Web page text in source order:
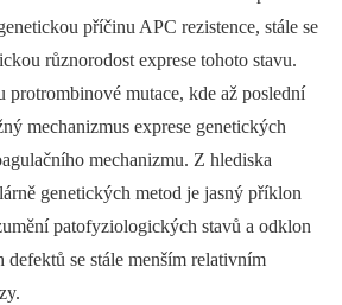
příčinu APC rezistence, stále se
různorodost exprese tohoto stavu.
protrombinové mutace, kde až poslední
mechanizmus exprese genetických
mechanizmu. Z hlediska
genetických metod je jasný příklon
patofyziologických stavů a odklon
se stále menším relativním